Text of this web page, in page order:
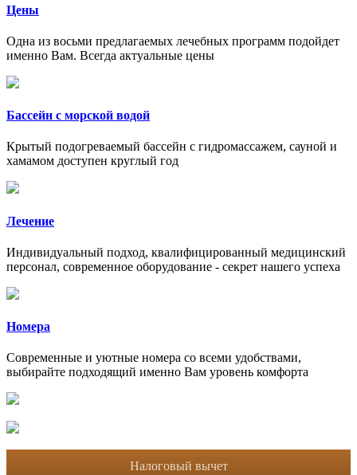
Цены
Одна из восьми предлагаемых лечебных программ подойдет
именно Вам. Всегда актуальные цены
Бассейн с морской водой
Крытый подогреваемый бассейн с гидромассажем, сауной и
хамамом доступен круглый год
Лечение
Индивидуальный подход, квалифицированный медицинский
персонал, современное оборудование - секрет нашего успеха
Номера
Современные и уютные номера со всеми удобствами,
выбирайте подходящий именно Вам уровень комфорта
Налоговый вычет